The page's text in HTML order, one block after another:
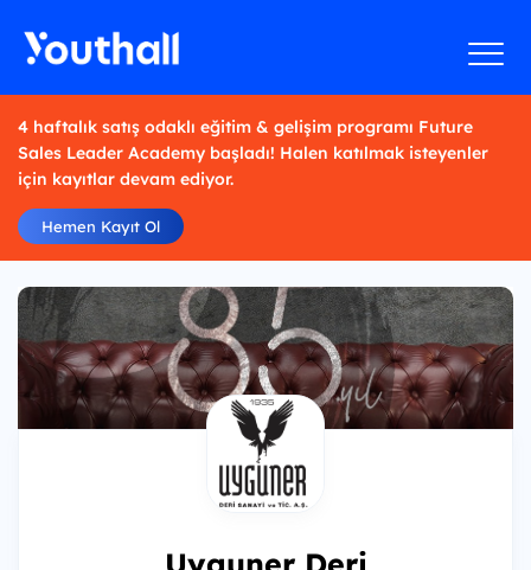
4 haftalık satış odaklı eğitim & gelişim programı Future
Sales Leader Academy başladı! Halen katılmak isteyenler
için kayıtlar devam ediyor.
Hemen Kayıt Ol